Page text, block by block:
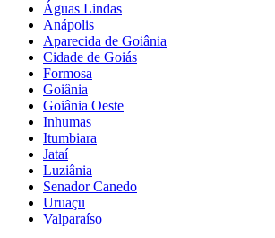
Águas Lindas
Anápolis
Aparecida de Goiânia
Cidade de Goiás
Formosa
Goiânia
Goiânia Oeste
Inhumas
Itumbiara
Jataí
Luziânia
Senador Canedo
Uruaçu
Valparaíso